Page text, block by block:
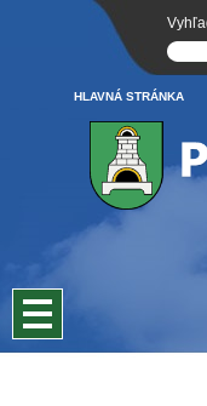
HLAVNÁ STRÁNKA